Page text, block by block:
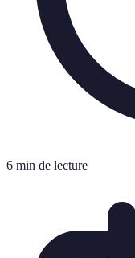
6 min de lecture